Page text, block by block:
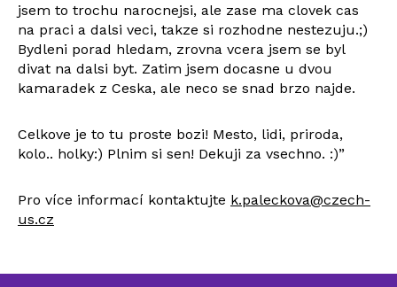
jsem to trochu narocnejsi, ale zase ma clovek cas
na praci a dalsi veci, takze si rozhodne nestezuju.;)
Bydleni porad hledam, zrovna vcera jsem se byl
divat na dalsi byt. Zatim jsem docasne u dvou
kamaradek z Ceska, ale neco se snad brzo najde.
Celkove je to tu proste bozi! Mesto, lidi, priroda,
kolo.. holky:) Plnim si sen! Dekuji za vsechno. :)”
Pro více informací kontaktujte k.paleckova@czech-
us.cz